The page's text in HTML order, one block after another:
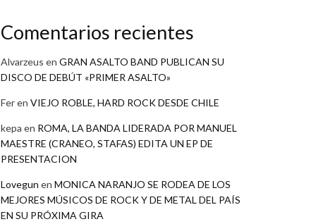
Comentarios recientes
Alvarzeus en GRAN ASALTO BAND PUBLICAN SU
DISCO DE DEBÚT «PRIMER ASALTO»
Feren VIEJO ROBLE, HARD ROCK DESDE CHILE
kepa en ROMA, LA BANDA LIDERADA POR MANUEL
MAESTRE (CRANEO, STAFAS) EDITA UN EP DE
PRESENTACION
Lovegun en MONICA NARANJO SE RODEA DE LOS
MEJORES MÚSICOS DE ROCK Y DE METAL DEL PAÍS
EN SU PRÓXIMA GIRA